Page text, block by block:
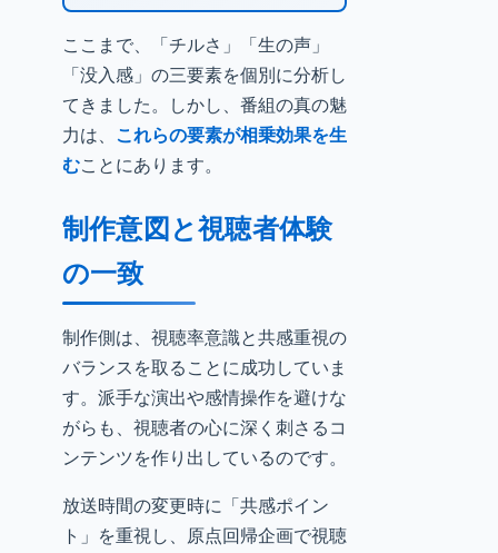
ここまで、「チルさ」「生の声」
「没入感」の三要素を個別に分析し
てきました。しかし、番組の真の魅
力は、 これらの要素が相乗効果を生
むことにあります。
制作意図と視聴者体験
の一致
制作側は、視聴率意識と共感重視の
バランスを取ることに成功していま
す。派手な演出や感情操作を避けな
がらも、視聴者の心に深く刺さるコ
ンテンツを作り出しているのです。
放送時間の変更時に「共感ポイン
ト」を重視し、原点回帰企画で視聴